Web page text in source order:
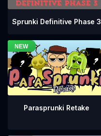
Sprunki Definitive Phase 3
Parasprunki Retake